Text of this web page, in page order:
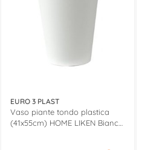
EURO 3 PLAST
Vaso piante tondo plastica
(41x55cm) HOME LIKEN Bianco